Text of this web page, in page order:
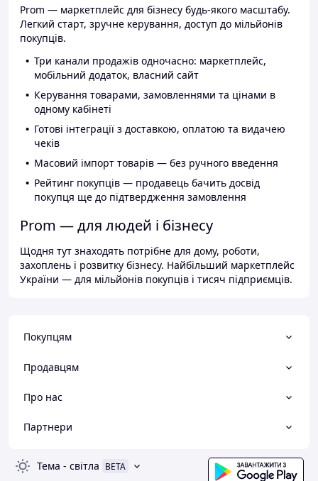
Prom — маркетплейс для бізнесу будь-якого масштабу.
Легкий старт, зручне керування, доступ до мільйонів
покупців.
Три канали продажів одночасно: маркетплейс,
мобільний додаток, власний сайт
Керування товарами, замовленнями та цінами в
одному кабінеті
Готові інтеграції з доставкою, оплатою та видачею
чеків
Масовий імпорт товарів — без ручного введення
Рейтинг покупців — продавець бачить досвід
покупця ще до підтвердження замовлення
Prom — для людей і бізнесу
Щодня тут знаходять потрібне для дому, роботи,
захоплень і розвитку бізнесу. Найбільший маркетплейс
України — для мільйонів покупців і тисяч підприємців.
Покупцям
Продавцям
Про нас
Партнери
Тема - світла BETA